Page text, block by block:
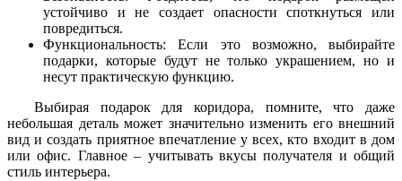
устойчиво и не создает опасности споткнуться или
повредиться.
Функциональность: Если это возможно, выбирайте
подарки, которые будут не только украшением, но и
несут практическую функцию.
Выбирая подарок для коридора, помните, что даже
небольшая деталь может значительно изменить его внешний
вид и создать приятное впечатление у всех, кто входит в дом
или офис. Главное – учитывать вкусы получателя и общий
стиль интерьера.